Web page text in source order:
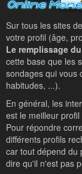
Sur tous les sites
votre profil (âge,
Le remplissage
cette base que les
sondages qui vous
habitudes, ...).
En général, les
est le meilleur profil
Pour répondre
différents profils
car tout dépend du
dire qu'il n'est pas